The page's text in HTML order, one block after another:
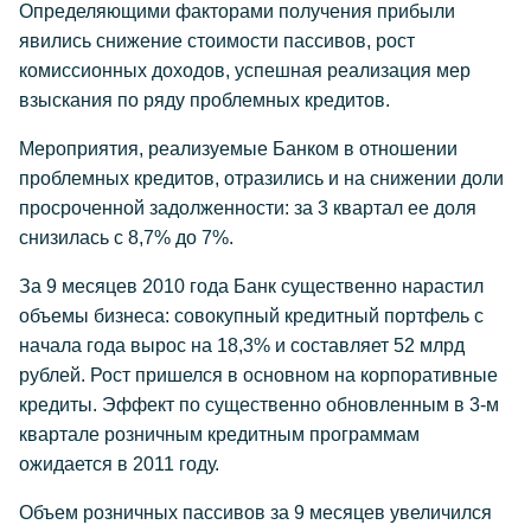
Определяющими факторами получения прибыли
явились снижение стоимости пассивов, рост
комиссионных доходов, успешная реализация мер
взыскания по ряду проблемных кредитов.
Мероприятия, реализуемые Банком в отношении
проблемных кредитов, отразились и на снижении доли
просроченной задолженности: за 3 квартал ее доля
снизилась с 8,7% до 7%.
За 9 месяцев 2010 года Банк существенно нарастил
объемы бизнеса: совокупный кредитный портфель с
начала года вырос на 18,3% и составляет 52 млрд
рублей. Рост пришелся в основном на корпоративные
кредиты. Эффект по существенно обновленным в 3-м
квартале розничным кредитным программам
ожидается в 2011 году.
Объем розничных пассивов за 9 месяцев увеличился